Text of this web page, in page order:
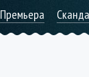
Премьера